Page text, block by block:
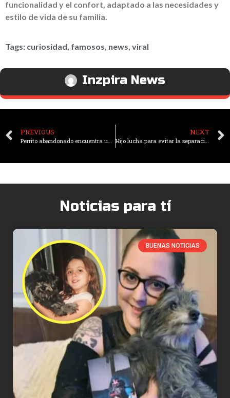
funcionalidad y el confort, adaptado a las necesidades y
estilo de vida de su familia.
Tags: curiosidad, famosos, news, viral
Inzpira News
PREVIOUS
Perrito abandonado encuentra un hogar entre los empleados de una gasolinera
NEXT
Hijo lucha para evitar la separación de sus padres con Alzheimer tras 60 años juntos
Noticias para tí
BUENAS NOTICIAS